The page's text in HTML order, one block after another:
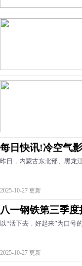
每日快讯!冷空气
昨日，内蒙古东北部、黑龙
2025-10-27 更新
八一钢铁第三季
以“活下去，好起来”为口号
2025-10-27 更新